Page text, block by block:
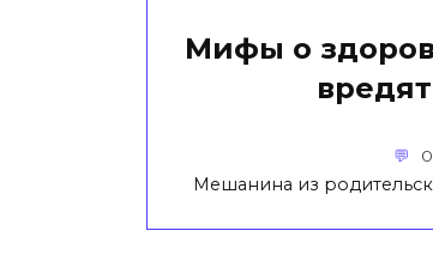
Мифы о
0
Мешанина из